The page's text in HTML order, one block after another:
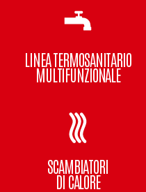
LINEA TERMOSANITARIO
MULTIFUNZIONALE
SCAMBIATORI
DI CALORE